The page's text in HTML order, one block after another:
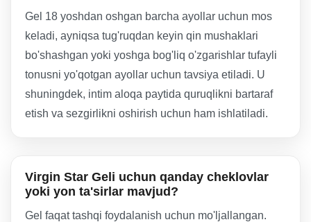
Gel 18 yoshdan oshgan barcha ayollar uchun mos
keladi, ayniqsa tug'ruqdan keyin qin mushaklari
bo'shashgan yoki yoshga bog'liq o'zgarishlar tufayli
tonusni yo'qotgan ayollar uchun tavsiya etiladi. U
shuningdek, intim aloqa paytida quruqlikni bartaraf
etish va sezgirlikni oshirish uchun ham ishlatiladi.
Virgin Star Geli uchun qanday cheklovlar
yoki yon ta'sirlar mavjud?
Gel faqat tashqi foydalanish uchun mo'ljallangan.